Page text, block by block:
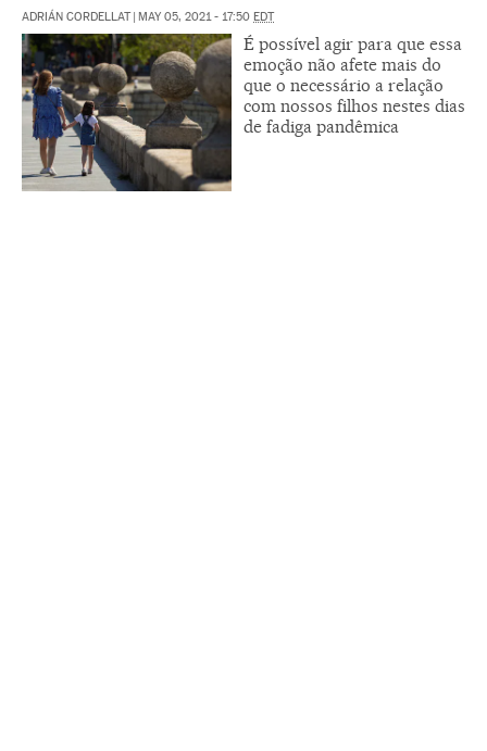
ADRIÁN CORDELLAT | MAY 05, 2021 - 17:50 EDT
É possível agir para que essa
emoção não afete mais do
que o necessário a relação
com nossos filhos nestes dias
de fadiga pandêmica